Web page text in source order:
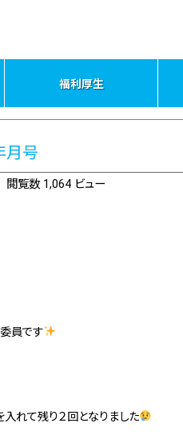
福利厚生
月号
閲覧数 1,064 ビュー
員です
入れて残り２回となりました